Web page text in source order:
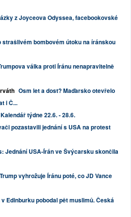
z Joyceova Odyssea, facebookovské
strašlivém bombovém útoku na íránskou
válka proti Íránu nenapravitelně
Osm let a dost? Maďarsko otevřelo
i Č...
Kalendář týdne 22.6. - 28.6.
pozastavili jednání s USA na protest
Jednání USA-Írán ve Švýcarsku skončila
vyhrožuje Íránu poté, co JD Vance
Edinburku pobodal pět muslimů. Česká